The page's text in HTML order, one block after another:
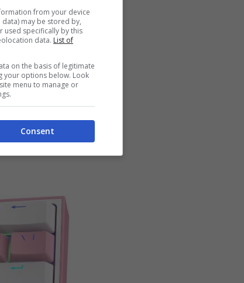
from your device
may be stored by,
used specifically by this
data. List of
on the basis of legitimate
your options below. Look
menu to manage or
Consent